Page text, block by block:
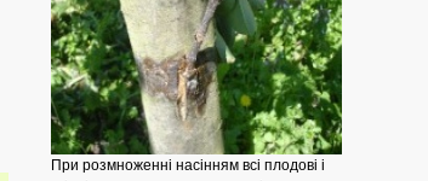
При розмноженні насінням всі плодові і